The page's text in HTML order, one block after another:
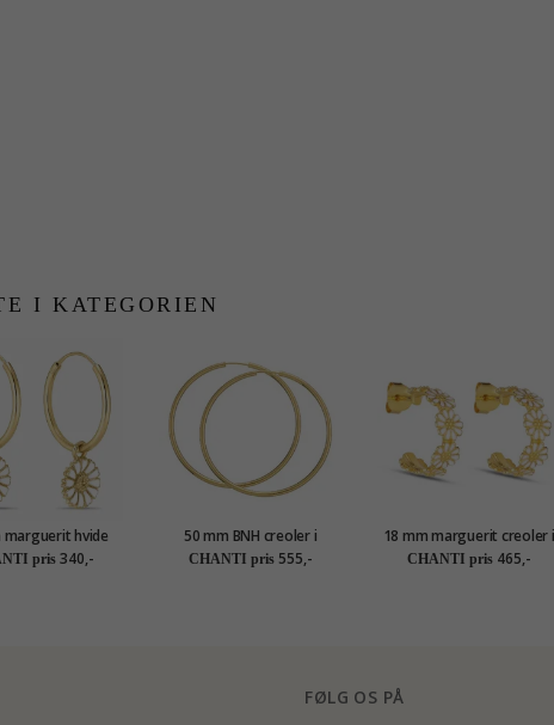
I KATEGORIEN
marguerit hvide
i forgyldt sølv -
Marie
pris 340,-
50 mm BNH creoler i
forgyldt sølv
CHANTI pris 555,-
18 mm marguerit creoler i
forgyldt sølv - Maggie
CHANTI pris 465,-
FØLG OS PÅ